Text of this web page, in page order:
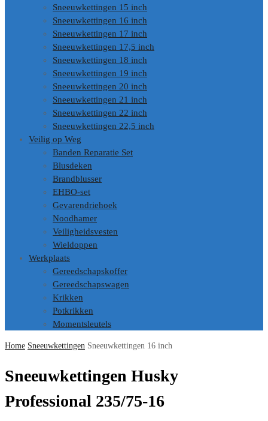
Sneeuwkettingen 15 inch
Sneeuwkettingen 16 inch
Sneeuwkettingen 17 inch
Sneeuwkettingen 17,5 inch
Sneeuwkettingen 18 inch
Sneeuwkettingen 19 inch
Sneeuwkettingen 20 inch
Sneeuwkettingen 21 inch
Sneeuwkettingen 22 inch
Sneeuwkettingen 22,5 inch
Veilig op Weg
Banden Reparatie Set
Blusdeken
Brandblusser
EHBO-set
Gevarendriehoek
Noodhamer
Veiligheidsvesten
Wieldoppen
Werkplaats
Gereedschapskoffer
Gereedschapswagen
Krikken
Potkrikken
Momentsleutels
Home Sneeuwkettingen Sneeuwkettingen 16 inch
Sneeuwkettingen Husky
Professional 235/75-16